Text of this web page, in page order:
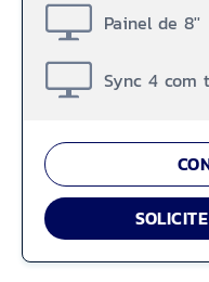
Painel de 8''
Sync 4 com